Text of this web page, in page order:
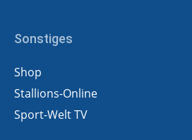
Sonstiges
Shop
Stallions-Online
Sport-Welt TV